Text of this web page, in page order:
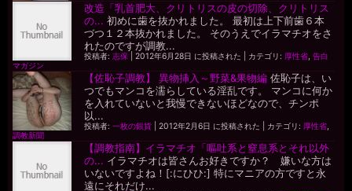
改造「乳首肥大、クリトリスの皮の切除、クリトリス
の... 初めに歯を抜かれました。 最初は上下前歯６本
づつ１２本抜かれました。 そのうえでイラマチオをさ
れたのですが調教...
投稿者:志保 |2012年6月28日 に投稿された カテゴリ: 厚性省,告白
マガジン
【佐恥子調教】 異物挿入～野菜&果物編 佐恥子は、い
つでもマンコを濡らしている淫乱です。 マンコに何か
を入れていないと我慢できないほどなので、チンポ
以...
投稿者:一枚の銀貨 |2012年2月6日 に投稿された カテゴリ: 厚性省,
調教新聞
【調教指南】イラマチオ「嘔吐系と窒息系とそれ以外
の... イラマチオは皆さんお好きですか？ 嫌いな方は
いないですよね！[:にひひ:] 特にマニアの方ですと永
遠にそれだけ...